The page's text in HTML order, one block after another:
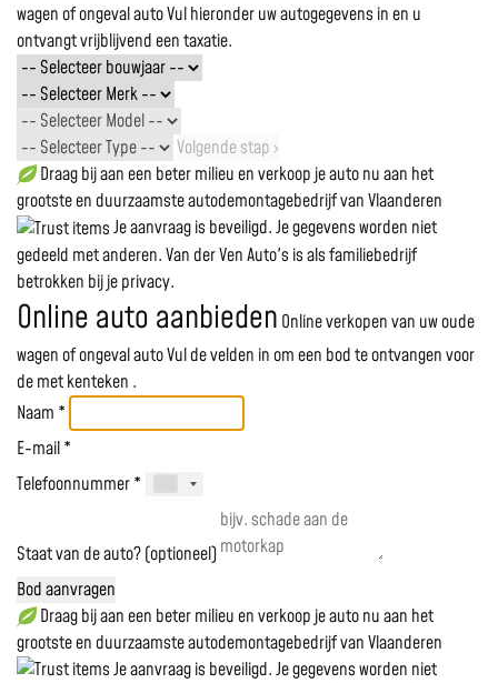
wagen of ongeval autoVul hieronder uw autogegevens in en u
ontvangt vrijblijvend een taxatie.
Volgende stap ›
Draag bij aan een beter milieu en verkoop je auto nu aan het
grootste en duurzaamste autodemontagebedrijf van Vlaanderen
Je aanvraag is beveiligd. Je gegevens worden niet
gedeeld met anderen. Van der Ven Auto's is als familiebedrijf
betrokken bij je privacy.
Online auto aanbieden Online verkopen van uw oude
wagen of ongeval autoVul de velden in om een bod te ontvangen voor
demet kenteken .
Naam *
E-mail *
Telefoonnummer *
Staat van de auto? (optioneel)
Bod aanvragen
Draag bij aan een beter milieu en verkoop je auto nu aan het
grootste en duurzaamste autodemontagebedrijf van Vlaanderen
Je aanvraag is beveiligd. Je gegevens worden niet